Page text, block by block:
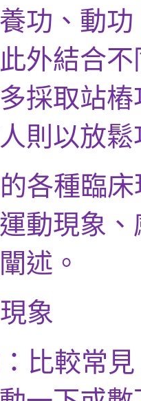
養功、動功
外結合
採取站
則以放鬆
各種臨
動現象
述。
象
比較常